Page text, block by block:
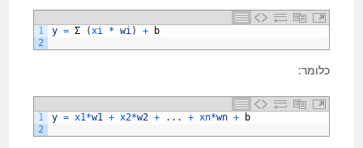
1
2
y = Σ (xi * wi) + b
כלומר:
1
2
y = x1*w1 + x2*w2 + . . . + xn*wn + b